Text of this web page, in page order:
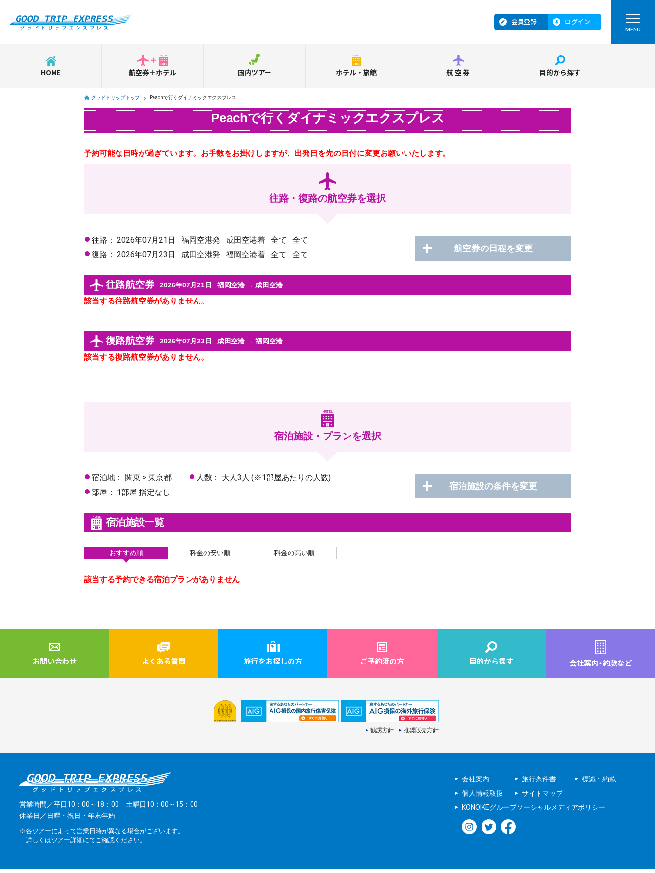
会員登録 ログイン
MENU
HOME 航空券＋ホテル 国内ツアー ホテル・旅館 航空券 目的から探す
グッドトリップトップ Peachで行くダイナミックエクスプレス
Peachで行くダイナミックエクスプレス
予約可能な日時が過ぎています。お手数をお掛けしますが、出発日を先の日付に変更お願いいたします。
往路・復路の航空券を選択
往路： 2026年07月21日 福岡空港発 成田空港着 全て
全て
復路： 2026年07月23日 成田空港発 福岡空港着 全て 全て
航空券の日程を変更
往路航空券 2026年07月21日 福岡空港 → 成田空港
該当する往路航空券がありません。
復路航空券 2026年07月23日 成田空港 → 福岡空港
該当する復路航空券がありません。
宿泊施設・プランを選択
宿泊地： 関東 > 東京都 人数： 大人3人 (※1部屋あたりの人数)
部屋：
1部屋 指定なし
宿泊施設の条件を変更
宿泊施設一覧
おすすめ順 料金の安い順 料金の高い順
該当する予約できる宿泊プランがありません
お問い合わせ よくある質問 旅行をお探しの方 ご予約済の方 目的から探す 会社案内・約款など
勧誘方針 推奨販売方針
営業時間／平日10：00～18：00 土曜日10：00～15：00
休業日／日曜・祝日・年末年始
※各ツアーによって営業日時が異なる場合がございます。
詳しくはツアー詳細にてご確認ください。
会社案内 旅行条件書
標識・約款
個人情報取扱
サイトマップ
KONOIKEグループソーシャルメディアポリシー